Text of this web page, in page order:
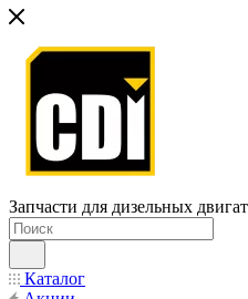
Запчасти для дизельных
Каталог